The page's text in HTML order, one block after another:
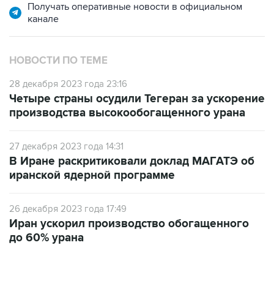
Получать оперативные новости в официальном
канале
НОВОСТИ ПО ТЕМЕ
28 декабря 2023 года 23:16
Четыре страны осудили Тегеран за ускорение
производства высокообогащенного урана
27 декабря 2023 года 14:31
В Иране раскритиковали доклад МАГАТЭ об
иранской ядерной программе
26 декабря 2023 года 17:49
Иран ускорил производство обогащенного
до 60% урана